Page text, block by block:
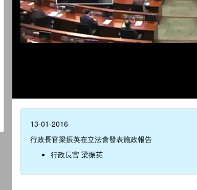
13-01-2016
行政長官梁振英在立法會發表施政報告
行政長官 梁振英